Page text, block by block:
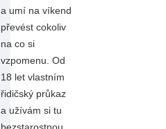
a umí na víkend
převést cokoliv
na co si
vzpomenu. Od
18 let vlastním
řidičský průkaz
a užívám si tu